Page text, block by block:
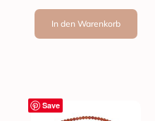
In den Warenkorb
Save